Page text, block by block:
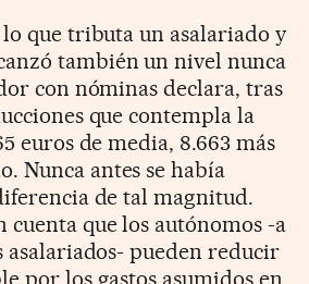
que tributa un asalariado y
también un nivel nunca
con nóminas declara, tras
que contempla la
euros de media, 8.663 más
Nunca antes se había
de tal magnitud.
cuenta que los autónomos -a
asalariados- pueden reducir
por los gastos asumidos en